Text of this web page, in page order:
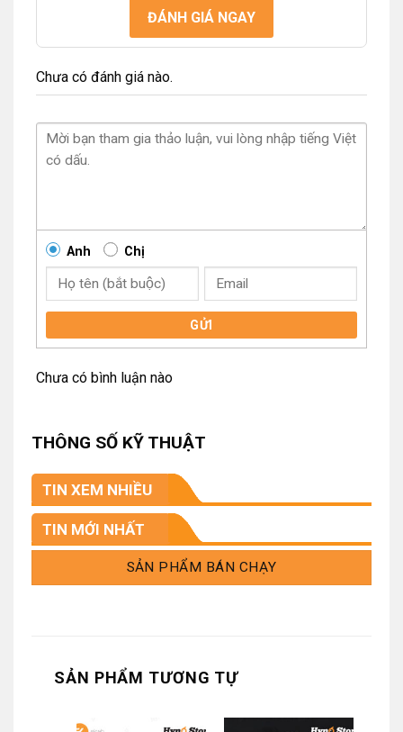
ĐÁNH GIÁ NGAY
Chưa có đánh giá nào.
Anh Chị
GỬI
Chưa có bình luận nào
THÔNG SỐ KỸ THUẬT
TIN XEM NHIỀU
TIN MỚI NHẤT
SẢN PHẨM BÁN CHẠY
SẢN PHẨM TƯƠNG TỰ